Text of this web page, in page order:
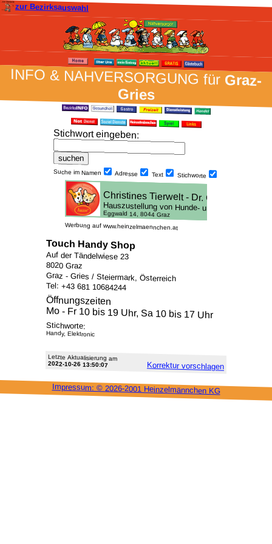
zur Bezirksauswahl
INFO & NAH­VER­SORG­UNG fürGraz-
Gries
Stich­wort ein­geben:
Suche im Namen Adresse Text Stich­worte
Werbung auf www.heinzelmaennchen.at
Touch Handy Shop
Auf der Tändelwiese 23
8020 Graz
Graz - Gries / Steiermark, Österreich
Tel: +43 681 10684244
Öffnungszeiten
Mo - Fr 10 bis 19 Uhr, Sa 10 bis 17 Uhr
Stichworte:
Handy, Elektronic
Letzte Aktu­alisie­rung am
2022-10-26 13:50:07 Korrektur vor­schlagen
Impressum: © 2026-2001 Heinzel­männchen KG